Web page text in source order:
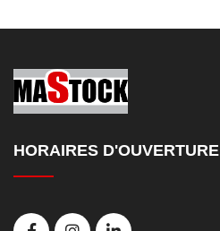
HORAIRES D'OUVERTURE